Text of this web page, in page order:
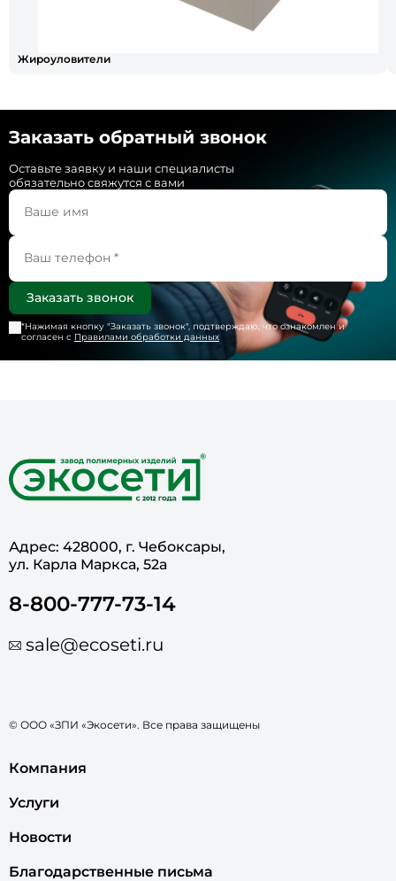
Жироуловители
Заказать обратный звонок
Оставьте заявку и наши специалисты
обязательно свяжутся с вами
*Нажимая кнопку "Заказать звонок", подтверждаю, что ознакомлен и
согласен с Правилами обработки данных
Адрес: 428000, г. Чебоксары,
ул. Карла Маркса, 52а
8-800-777-73-14
sale@ecoseti.ru
© ООО «ЗПИ «Экосети». Все права защищены
Компания
Услуги
Новости
Благодарственные письма